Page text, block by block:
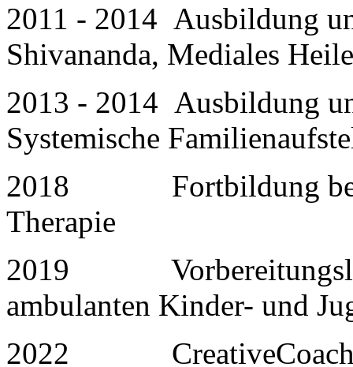
2011 - 2014 Ausbildung
Shivananda, Mediales
2013 - 2014 Ausbildung
Systemische
2018 Fortbildung bei
Therapie
2019
ambulanten Kinder- und
2022 CreativeCoach-